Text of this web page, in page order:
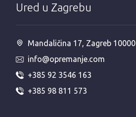
Ured u Zagrebu
Mandaličina 17, Zagreb 10000
info@opremanje.com
+385 92 3546 163
+385 98 811 573